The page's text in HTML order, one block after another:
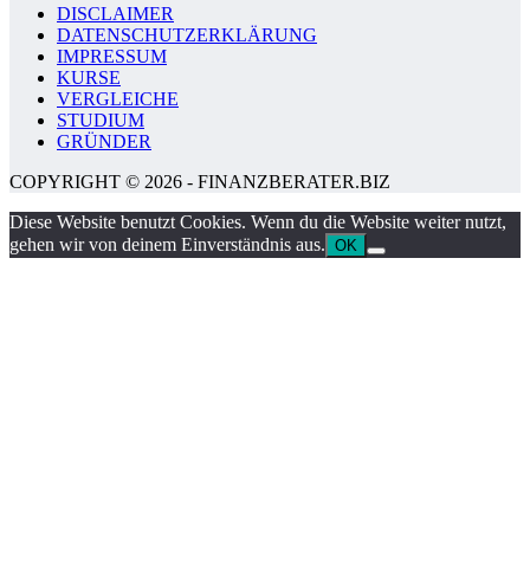
DISCLAIMER
DATENSCHUTZERKLÄRUNG
IMPRESSUM
KURSE
VERGLEICHE
STUDIUM
GRÜNDER
COPYRIGHT © 2026 - FINANZBERATER.BIZ
Diese Website benutzt Cookies. Wenn du die Website weiter nutzt,
gehen wir von deinem Einverständnis aus. OK